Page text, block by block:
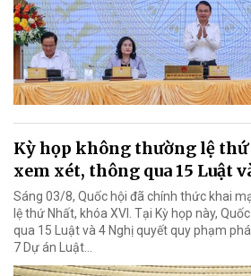
Kỳ họp không thường lệ thứ
xem xét, thông qua 15 Luật
Sáng 03/8, Quốc hội đã chính thức khai
lệ thứ Nhất, khóa XVI. Tại Kỳ họp này,
qua 15 Luật và 4 Nghị quyết quy phạm
7 Dự án Luật…